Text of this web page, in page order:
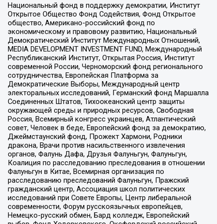
Национальный фонд в поддержку демократии, Институт
Открытое Общество Фонд Содействия, Фонд Открытое
общество, Американо-российский фонд по
экономическому и правовому развитию, Национальный
Демократический Институт Международных Отношений,
MEDIA DEVELOPMENT INVESTMENT FUND, Международный
Республиканский Институт, Открытая Россия, Институт
современной России, Черноморский фонд регионального
сотрудничества, Европейская Платформа за
Демократические Выборы, Международный центр
электоральных исследований, Германский фонд Маршалла
Соединенных Штатов, Тихоокеанский центр защиты
окружающей среды и природных ресурсов, Свободная
Россия, Всемирный конгресс украинцев, Атлантический
совет, Человек в беде, Европейский фонд за демократию,
Джеймстаунский фонд, Прожект Хармони, Родники
дракона, Врачи против насильственного извлечения
органов, Фалунь Дафа, Друзья Фалуньгун, Фалуньгун,
Коалиция по расследованию преследования в отношении
Фалуньгун в Китае, Всемирная организация по
расследованию преследований Фалуньгун, Пражский
гражданский центр, Ассоциация школ политических
исследований при Совете Европы, Центр либеральной
современности, Форум русскоязычных европейцев,
Немецко-русский обмен, Бард колледж, Европейский